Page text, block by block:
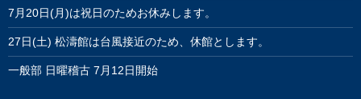
7月20日(月)は祝日のためお休みします。
27日(土) 松濤館は台風接近のため、休館とします。
一般部 日曜稽古 7月12日開始